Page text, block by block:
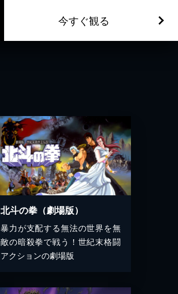
今すぐ観る
北斗の拳（劇場版）
暴力が支配する無法の世界を無
敵の暗殺拳で戦う！世紀末格闘
アクションの劇場版